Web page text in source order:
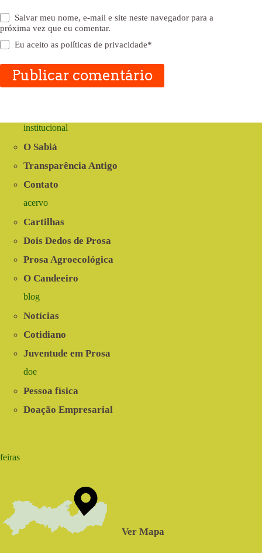
Salvar meu nome, e-mail e site neste navegador para a
próxima vez que eu comentar.
Eu aceito aspolíticas de privacidade*
Publicar comentário
institucional
O Sabiá
Transparência Antigo
Contato
acervo
Cartilhas
Dois Dedos de Prosa
Prosa Agroecológica
O Candeeiro
blog
Notícias
Cotidiano
Juventude em Prosa
doe
Pessoa física
Doação Empresarial
feiras
Ver Mapa